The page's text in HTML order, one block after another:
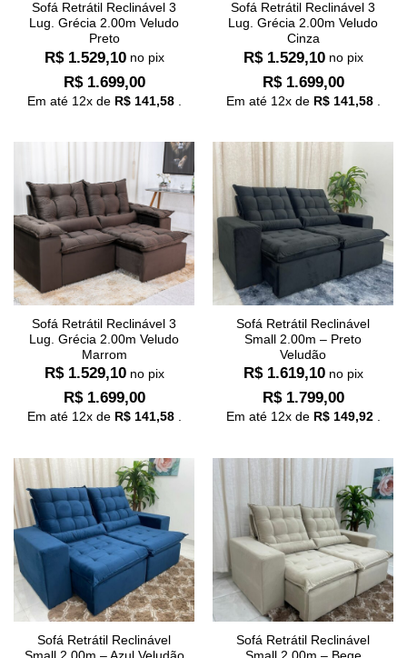
Sofá Retrátil Reclinável 3
Lug. Grécia 2.00m Veludo
Preto
R$1.529,10 no pix
R$1.699,00
Em até 12x de R$141,58.
Sofá Retrátil Reclinável 3
Lug. Grécia 2.00m Veludo
Cinza
R$1.529,10 no pix
R$1.699,00
Em até 12x de R$141,58.
Sofá Retrátil Reclinável 3
Lug. Grécia 2.00m Veludo
Marrom
R$1.529,10 no pix
R$1.699,00
Em até 12x de R$141,58.
Sofá Retrátil Reclinável
Small 2.00m – Preto
Veludão
R$1.619,10 no pix
R$1.799,00
Em até 12x de R$149,92.
Sofá Retrátil Reclinável
Sofá Retrátil Reclinável